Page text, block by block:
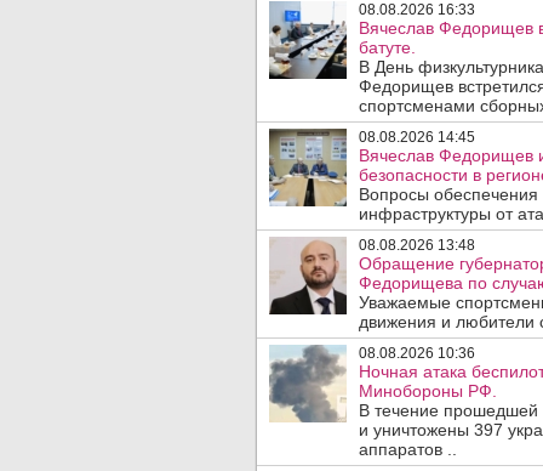
08.08.2026 16:33
Вячеслав Федорищев
батуте.
В День
Федорищев
спортсменами
08.08.2026 14:45
Вячеслав Федорищев
безопасности в
Вопросы обеспечения
инфраструктуры от
08.08.2026 13:48
Обращение
Федорищева по
Уважаемые
движения и любители
08.08.2026 10:36
Ночная атака
Минобороны РФ.
В течение
и уничтожены 397
аппаратов ..